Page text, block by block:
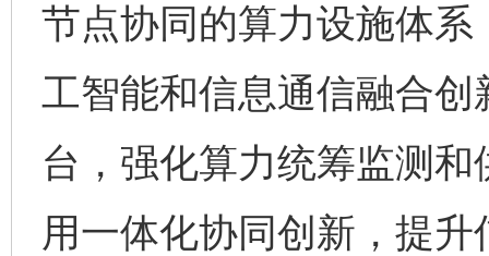
节点协同的算力设施体
工智能和信息通信融合
台，强化算力统筹监测
用一体化协同创新，提